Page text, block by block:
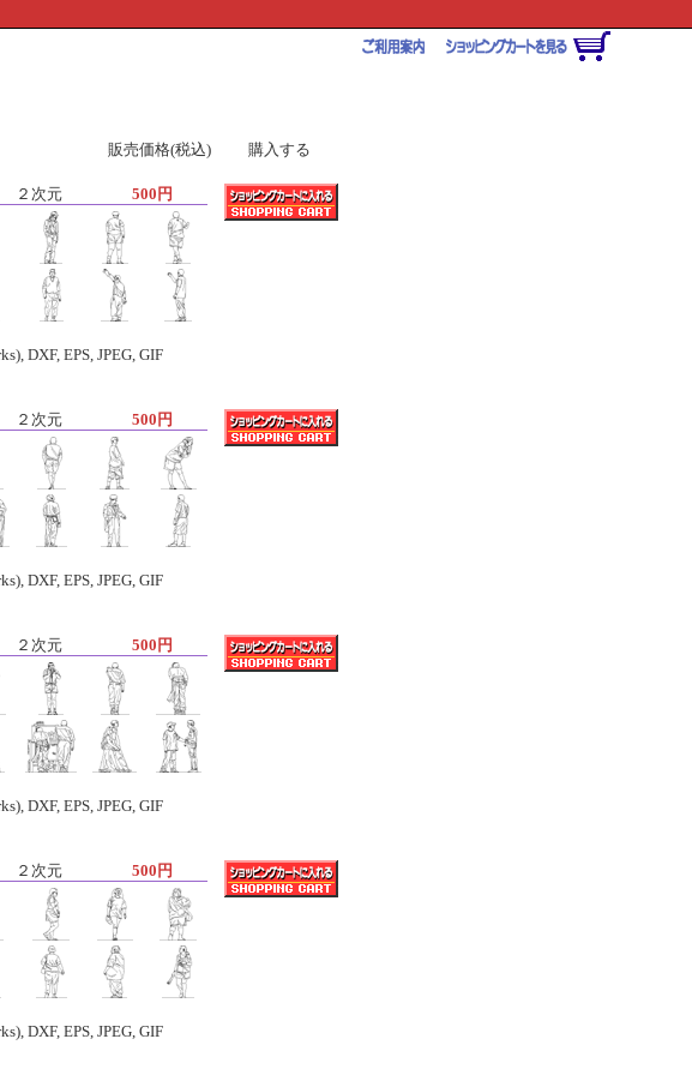
販売価格(税込) 購入する
２次元 500円
DXF, EPS, JPEG, GIF
２次元 500円
DXF, EPS, JPEG, GIF
２次元 500円
DXF, EPS, JPEG, GIF
２次元 500円
DXF, EPS, JPEG, GIF